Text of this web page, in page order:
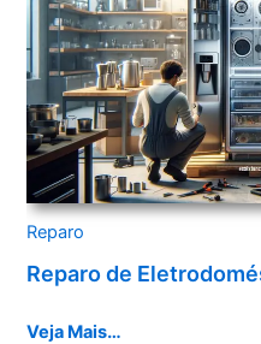
Reparo
Reparo de
Veja Mais…